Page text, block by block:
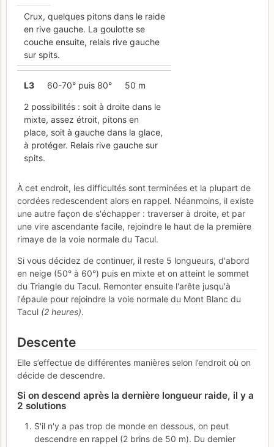
Crux, quelques pitons dans le raide
en rive gauche. La goulotte se
couche ensuite, relais rive gauche
sur spits.
L3 60-70° puis 80° 50 m
2 possibilités : soit à droite dans le
mixte, assez étroit, pitons en
place, soit à gauche dans la glace,
à protéger. Relais rive gauche sur
spits.
À cet endroit, les difficultés sont terminées et la plupart de
cordées redescendent alors en rappel. Néanmoins, il existe
une autre façon de s'échapper : traverser à droite, et par
une vire ascendante facile, rejoindre le haut de la première
rimaye de la voie normale du Tacul.
Si vous décidez de continuer, il reste 5 longueurs, d'abord
en neige (50° à 60°) puis en mixte et on atteint le sommet
du Triangle du Tacul. Remonter ensuite l'arête jusqu'à
l'épaule pour rejoindre la voie normale du Mont Blanc du
Tacul (2 heures).
Descente
Elle s’effectue de différentes manières selon l’endroit où on
décide de descendre.
Si on descend après la dernière longueur raide, il y a
2 solutions
S'il n'y a pas trop de monde en dessous, on peut
descendre en rappel (2 brins de 50 m). Du dernier